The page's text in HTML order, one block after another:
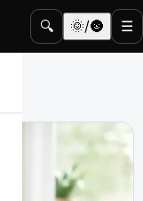
🔍 🌞/🌚 ☰